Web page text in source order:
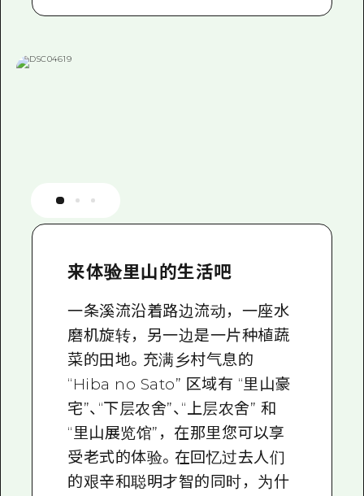
来体验里山的生活吧
一条溪流沿着路边流动，一座水
磨机旋转，另一边是一片种植蔬
菜的田地。充满乡村气息的
“Hiba no Sato” 区域有 “里山豪
宅”、“下层农舍”、“上层农舍” 和
“里山展览馆”，在那里您可以享
受老式的体验。在回忆过去人们
的艰辛和聪明才智的同时，为什